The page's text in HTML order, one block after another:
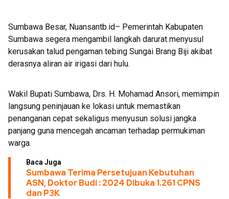
Sumbawa Besar, Nuansantb.id– Pemerintah Kabupaten
Sumbawa segera mengambil langkah darurat menyusul
kerusakan talud pengaman tebing Sungai Brang Biji akibat
derasnya aliran air irigasi dari hulu.
Wakil Bupati Sumbawa, Drs. H. Mohamad Ansori, memimpin
langsung peninjauan ke lokasi untuk memastikan
penanganan cepat sekaligus menyusun solusi jangka
panjang guna mencegah ancaman terhadap permukiman
warga.
Baca Juga
Sumbawa Terima Persetujuan Kebutuhan
ASN, Doktor Budi : 2024 Dibuka 1.261 CPNS
dan P3K